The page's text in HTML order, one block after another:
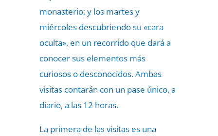
monasterio; y los martes y
miércoles descubriendo su «cara
oculta», en un recorrido que dará a
conocer sus elementos más
curiosos o desconocidos. Ambas
visitas contarán con un pase único, a
diario, a las 12 horas.
La primera de las visitas es una